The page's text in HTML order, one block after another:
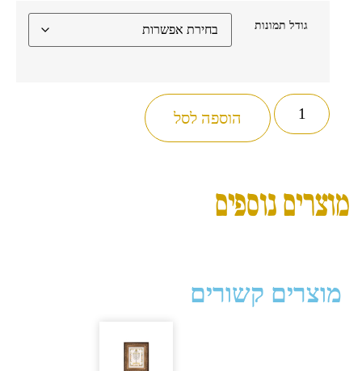
גודל תמונות
הוספה לסל
מוצרים נוספים
מוצרים קשורים